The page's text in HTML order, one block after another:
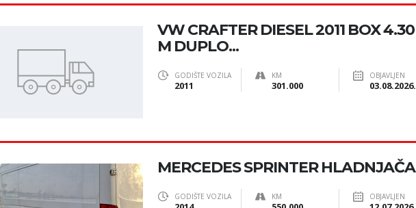
VW CRAFTER DIESEL 2011 BOX 4.30
M DUPLO...
GODIŠTE VOZILA
2011
KM
301.000
OBJAVLJEN
03.08.2026.
MERCEDES SPRINTER HLADNJAČA
GODIŠTE VOZILA KM OBJAVLJEN